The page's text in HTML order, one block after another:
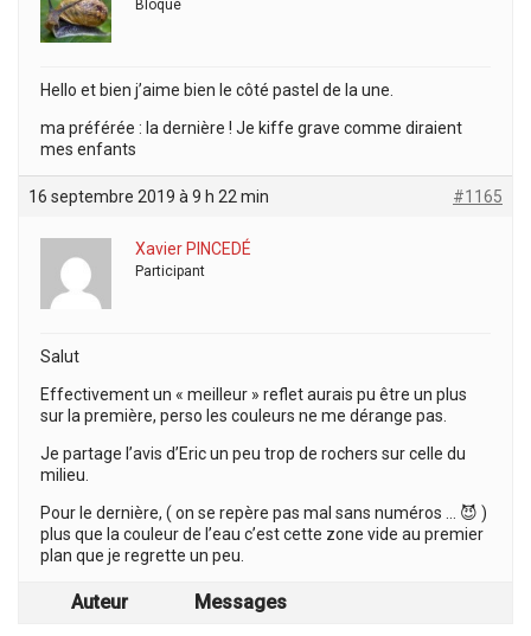
Bloqué
Hello et bien j’aime bien le côté pastel de la une.
ma préférée : la dernière ! Je kiffe grave comme diraient
mes enfants
16 septembre 2019 à 9 h 22 min #1165
Xavier PINCEDÉ
Participant
Salut
Effectivement un « meilleur » reflet aurais pu être un plus
sur la première, perso les couleurs ne me dérange pas.
Je partage l’avis d’Eric un peu trop de rochers sur celle du
milieu.
Pour le dernière, ( on se repère pas mal sans numéros … 😈 )
plus que la couleur de l’eau c’est cette zone vide au premier
plan que je regrette un peu.
Auteur Messages